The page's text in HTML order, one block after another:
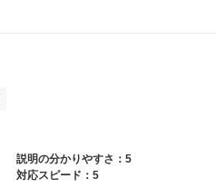
説明の分かりやすさ：5
対応スピード：5